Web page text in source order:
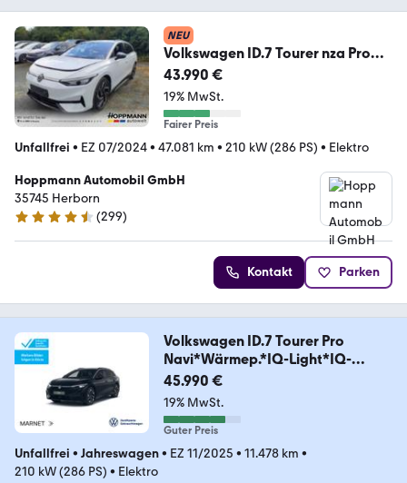
NEU
Volkswagen ID.7 Tourer nza Pro
AHK Matrix Memory 360°Cam Ke
43.990 €
19% MwSt.
Fairer Preis
Unfallfrei • EZ 07/2024• 47.081 km • 210 kW (286 PS) • Elektro
Hoppmann Automobil GmbH
35745 Herborn
4.5 Sterne
(299)
Kontakt Parken
Volkswagen ID.7 Tourer Pro
Navi*Wärmep.*IQ-Light*IQ-
Drive*A
45.990 €
19% MwSt.
Guter Preis
Unfallfrei • Jahreswagen• EZ 11/2025 • 11.478 km •
210 kW (286 PS) • Elektro